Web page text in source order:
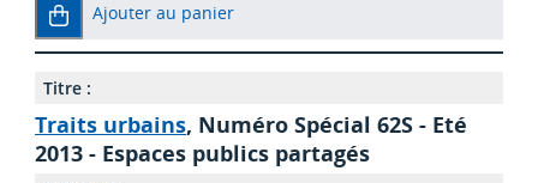
Ajouter au panier
Titre :
Traits urbains, Numéro Spécial 62S - Eté
2013 - Espaces publics partagés